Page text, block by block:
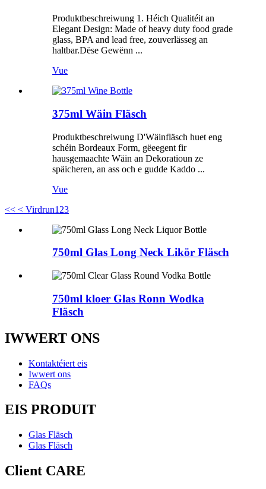
Produktbeschreiwung 1. Héich Qualitéit an
Elegant Design: Made of heavy duty food grade
glass, BPA and lead free, zouverlässeg an
haltbar.Dëse Gewënn ...
Vue
375ml Wäin Fläsch
Produktbeschreiwung D'Wäinfläsch huet eng
schéin Bordeaux Form, gëeegent fir
hausgemaachte Wäin an Dekoratioun ze
späicheren, an ass och e gudde Kaddo ...
Vue
<< < Virdrun1 23
750ml Glas Long Neck Likör Fläsch
750ml kloer Glas Ronn Wodka
Fläsch
IWWERT ONS
Kontaktéiert eis
Iwwert ons
FAQs
EIS PRODUIT
Glas Fläsch
Glas Fläsch
Client CARE